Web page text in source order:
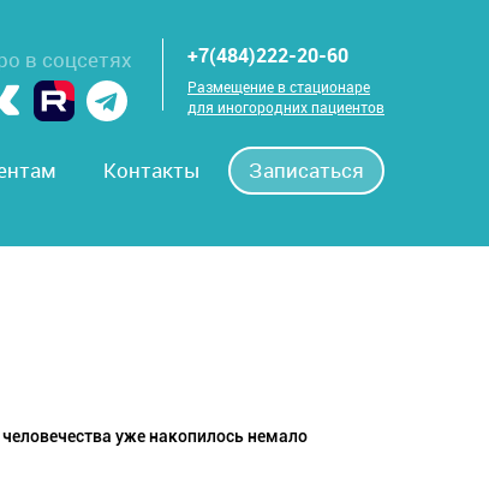
в соцсетях +7(484)222-20-60
Размещение в стационаре
для иногородних пациентов
Контакты Записаться
уже накопилось немало